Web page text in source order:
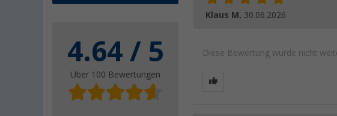
4.64 / 5
Über 100 Bewertungen
Klaus M. 30.06.2026
Diese Bewertung wurde nicht